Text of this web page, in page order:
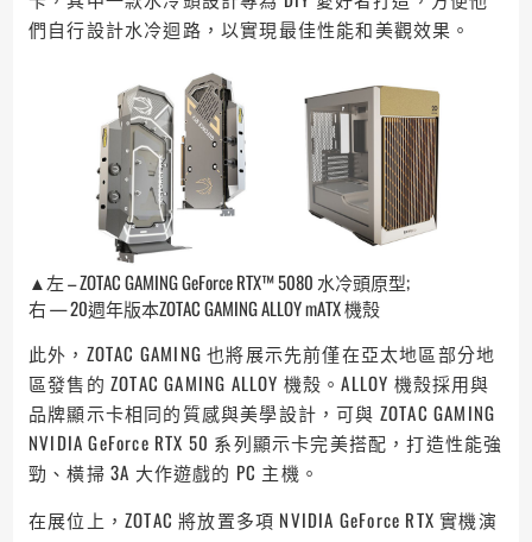
們自行設計水冷迴路，以實現最佳性能和美觀效果。
▲左 – ZOTAC GAMING GeForce RTX™ 5080 水冷頭原型;
右 — 20週年版本ZOTAC GAMING ALLOY mATX 機殼
此外，ZOTAC GAMING 也將展示先前僅在亞太地區部分地
區發售的 ZOTAC GAMING ALLOY 機殼。ALLOY 機殼採用與
品牌顯示卡相同的質感與美學設計，可與 ZOTAC GAMING
NVIDIA GeForce RTX 50 系列顯示卡完美搭配，打造性能強
勁、橫掃 3A 大作遊戲的 PC 主機。
在展位上，ZOTAC 將放置多項 NVIDIA GeForce RTX 實機演